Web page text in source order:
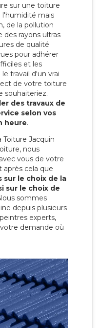
sur une toiture
mais
de la pollution
rayons ultras
de qualité
pour adhérer
et les
travail d'un vrai
de votre toiture
souhaiteriez.
des travaux de
selon vos
heure.
Toiture Jacquin
nous
vous de votre
cela que
sur le choix de la
sur le choix de
sommes
depuis plusieurs
experts,
demande où